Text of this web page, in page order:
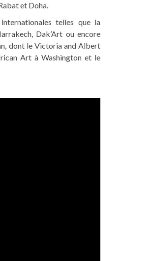
et Doha.
telles que la
Dak’Art ou encore
dont le Victoria and Albert
Art à Washington et le